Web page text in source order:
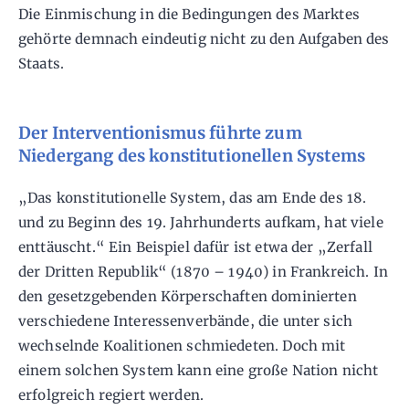
Die Einmischung in die Bedingungen des Marktes
gehörte demnach eindeutig nicht zu den Aufgaben des
Staats.
Der Interventionismus führte zum
Niedergang des konstitutionellen Systems
„Das konstitutionelle System, das am Ende des 18.
und zu Beginn des 19. Jahrhunderts aufkam, hat viele
enttäuscht.“ Ein Beispiel dafür ist etwa der „Zerfall
der Dritten Republik“ (1870 – 1940) in Frankreich. In
den gesetzgebenden Körperschaften dominierten
verschiedene Interessenverbände, die unter sich
wechselnde Koalitionen schmiedeten. Doch mit
einem solchen System kann eine große Nation nicht
erfolgreich regiert werden.